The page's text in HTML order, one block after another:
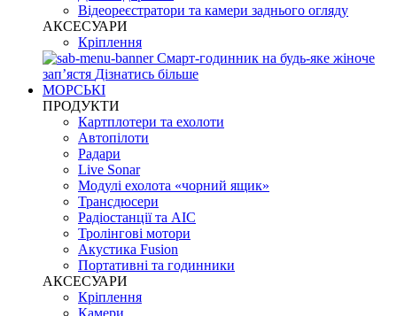
Відеореєстратори та камери заднього огляду
АКСЕСУАРИ
Кріплення
Смарт-годинник на будь-яке жіноче
запʼястя Дізнатись більше
МОРСЬКІ
ПРОДУКТИ
Картплотери та ехолоти
Автопілоти
Радари
Live Sonar
Модулі ехолота «чорний ящик»
Трансдюсери
Радіостанції та АІС
Тролінгові мотори
Акустика Fusion
Портативні та годинники
АКСЕСУАРИ
Кріплення
Камери